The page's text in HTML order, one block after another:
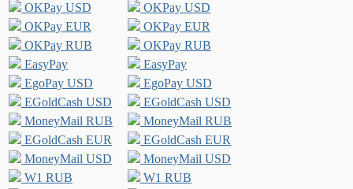
OKPay USD
OKPay USD
OKPay EUR
OKPay EUR
OKPay RUB
OKPay RUB
EasyPay
EasyPay
EgoPay USD
EgoPay USD
EGoldCash USD
EGoldCash USD
MoneyMail RUB
MoneyMail RUB
EGoldCash EUR
EGoldCash EUR
MoneyMail USD
MoneyMail USD
W1 RUB
W1 RUB